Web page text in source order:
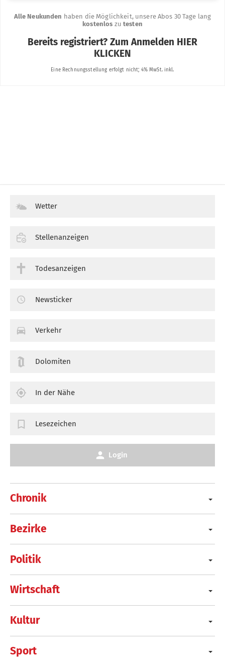
Chronik
Bezirke
Politik
Wirtschaft
Kultur
Sport
Wetter
Stellenanzeigen
Todesanzeigen
Newsticker
Verkehr
Dolomiten
In der Nähe
Lesezeichen
Login